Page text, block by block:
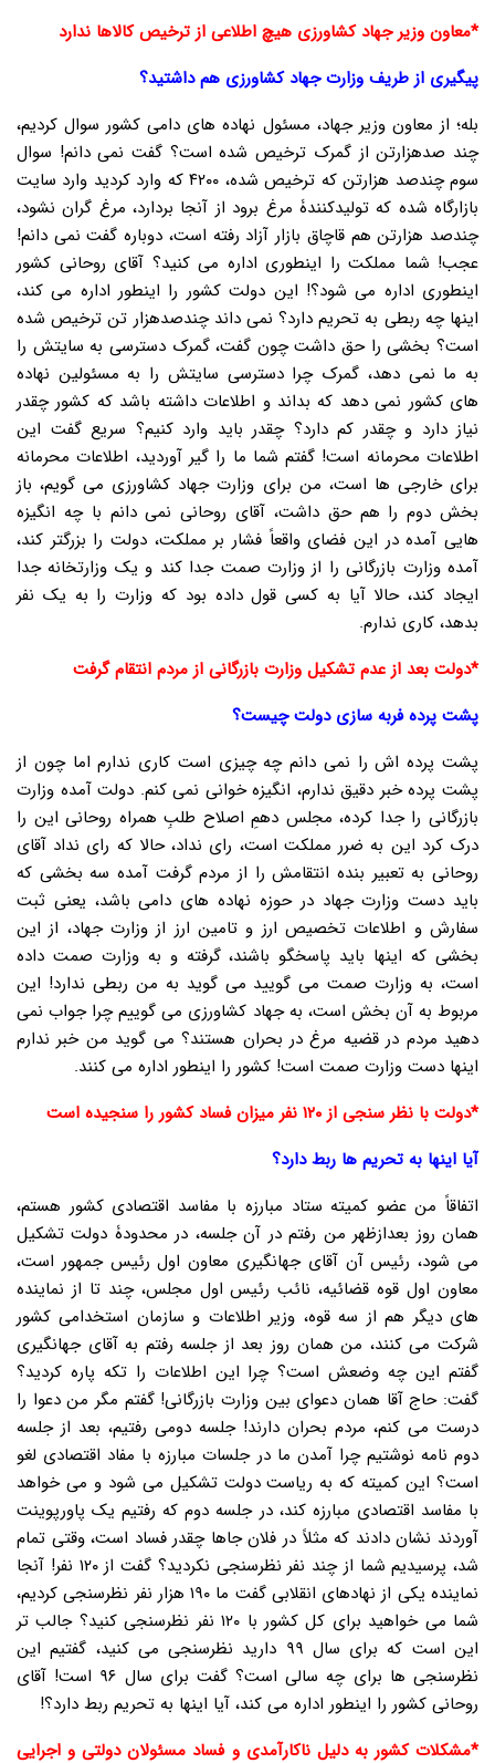
*معاون وزیر جهاد کشاورزی هیچ اطلاعی از ترخیص کالاها ندارد
پیگیری از طریف وزارت جهاد کشاورزی هم داشتید؟
بله؛ از معاون وزیر جهاد، مسئول نهاده های دامی کشور سوال کردیم،
چند صدهزارتن از گمرک ترخیص شده است؟ گفت نمی دانم! سوال
سوم چندصد هزارتن که ترخیص شده، ۴۲۰۰ که وارد کردید وارد سایت
بازارگاه شده که تولیدکنندۀ مرغ برود از آنجا بردارد، مرغ گران نشود،
چندصد هزارتن هم قاچاق بازار آزاد رفته است، دوباره گفت نمی دانم!
عجب! شما مملکت را اینطوری اداره می کنید؟ آقای روحانی کشور
اینطوری اداره می شود؟! این دولت کشور را اینطور اداره می کند،
اینها چه ربطی به تحریم دارد؟ نمی داند چندصدهزار تن ترخیص شده
است؟ بخشی را حق داشت چون گفت، گمرک دسترسی به سایتش را
به ما نمی دهد، گمرک چرا دسترسی سایتش را به مسئولین نهاده
های کشور نمی دهد که بداند و اطلاعات داشته باشد که کشور چقدر
نیاز دارد و چقدر کم دارد؟ چقدر باید وارد کنیم؟ سریع گفت این
اطلاعات محرمانه است! گفتم شما ما را گیر آوردید، اطلاعات محرمانه
برای خارجی ها است، من برای وزارت جهاد کشاورزی می گویم، باز
بخش دوم را هم حق داشت، آقای روحانی نمی دانم با چه انگیزه
هایی آمده در این فضای واقعاً فشار بر مملکت، دولت را بزرگتر کند،
آمده وزارت بازرگانی را از وزارت صمت جدا کند و یک وزارتخانه جدا
ایجاد کند، حالا آیا به کسی قول داده بود که وزارت را به یک نفر
بدهد، کاری ندارم.
*دولت بعد از عدم تشکیل وزارت بازرگانی از مردم انتقام گرفت
پشت پرده فربه سازی دولت چیست؟
پشت پرده اش را نمی دانم چه چیزی است کاری ندارم اما چون از
پشت پرده خبر دقیق ندارم، انگیزه خوانی نمی کنم. دولت آمده وزارت
بازرگانی را جدا کرده، مجلس دهمِ اصلاح طلبِ همراه روحانی این را
درک کرد این به ضرر مملکت است، رای نداد، حالا که رای نداد آقای
روحانی به تعبیر بنده انتقامش را از مردم گرفت آمده سه بخشی که
باید دست وزارت جهاد در حوزه نهاده های دامی باشد، یعنی ثبت
سفارش و اطلاعات تخصیص ارز و تامین ارز از وزارت جهاد، از این
بخشی که اینها باید پاسخگو باشند، گرفته و به وزارت صمت داده
است، به وزارت صمت می گویید می گوید به من ربطی ندارد! این
مربوط به آن بخش است، به جهاد کشاورزی می گوییم چرا جواب نمی
دهید مردم در قضیه مرغ در بحران هستند؟ می گوید من خبر ندارم
اینها دست وزارت صمت است! کشور را اینطور اداره می کنند.
*دولت با نظر سنجی از ۱۲۰ نفر میزان فساد کشور را سنجیده است
آیا اینها به تحریم ها ربط دارد؟
اتفاقاً من عضو کمیته ستاد مبارزه با مفاسد اقتصادی کشور هستم،
همان روز بعدازظهر من رفتم در آن جلسه، در محدودۀ دولت تشکیل
می شود، رئیس آن آقای جهانگیری معاون اول رئیس جمهور است،
معاون اول قوه قضائیه، نائب رئیس اول مجلس، چند تا از نماینده
های دیگر هم از سه قوه، وزیر اطلاعات و سازمان استخدامی کشور
شرکت می کنند، من همان روز بعد از جلسه رفتم به آقای جهانگیری
گفتم این چه وضعش است؟ چرا این اطلاعات را تکه پاره کردید؟
گفت: حاج آقا همان دعوای بین وزارت بازرگانی! گفتم مگر من دعوا را
درست می کنم، مردم بحران دارند! جلسه دومی رفتیم، بعد از جلسه
دوم نامه نوشتیم چرا آمدن ما در جلسات مبارزه با مفاد اقتصادی لغو
است؟ این کمیته که به ریاست دولت تشکیل می شود و می خواهد
با مفاسد اقتصادی مبارزه کند، در جلسه دوم که رفتیم یک پاورپوینت
آوردند نشان دادند که مثلاً در فلان جاها چقدر فساد است، وقتی تمام
شد، پرسیدیم شما از چند نفر نظرسنجی نکردید؟ گفت از ۱۲۰ نفر! آنجا
نماینده یکی از نهادهای انقلابی گفت ما ۱۹۰ هزار نفر نظرسنجی کردیم،
شما می خواهید برای کل کشور با ۱۲۰ نفر نظرسنجی کنید؟ جالب تر
این است که برای سال ۹۹ دارید نظرسنجی می کنید، گفتیم این
نظرسنجی ها برای چه سالی است؟ گفت برای سال ۹۶ است! آقای
روحانی کشور را اینطور اداره می کند، آیا اینها به تحریم ربط دارد؟!
*مشکلات کشور به دلیل ناکارآمدی و فساد مسئولان دولتی و اجرایی